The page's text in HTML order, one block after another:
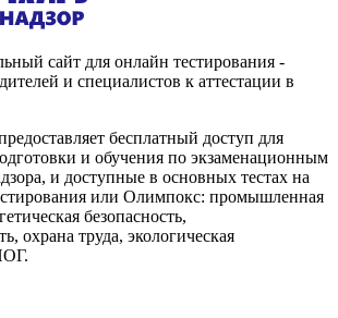
сайт для онлайн тестирования -
и специалистов к аттестации в
бесплатный доступ для
и обучения по экзаменационным
и доступные в основных тестах на
или Олимпокс: промышленная
безопасность,
охрана труда, экологическая